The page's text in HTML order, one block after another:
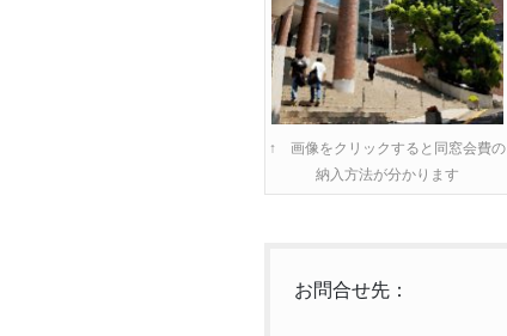
↑ 画像をクリックすると同窓会費の
納入方法が分かります
お問合せ先：